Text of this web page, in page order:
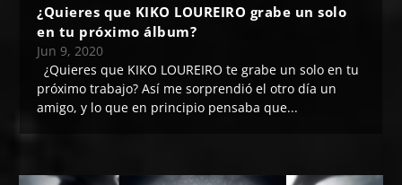
¿Quieres que KIKO LOUREIRO grabe un solo
en tu próximo álbum?
Jun 9, 2020
¿Quieres que KIKO LOUREIRO te grabe un solo en tu
próximo trabajo? Así me sorprendió el otro día un
amigo, y lo que en principio pensaba que...